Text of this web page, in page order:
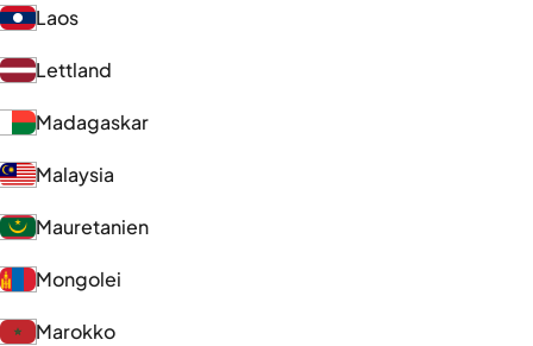
Laos
Lettland
Madagaskar
Malaysia
Mauretanien
Mongolei
Marokko